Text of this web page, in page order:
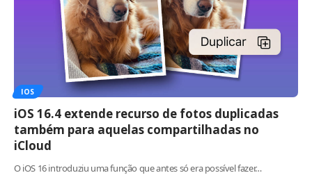
IOS
iOS 16.4 extende recurso de fotos duplicadas
também para aquelas compartilhadas no
iCloud
O iOS 16 introduziu uma função que antes só era possível fazer…